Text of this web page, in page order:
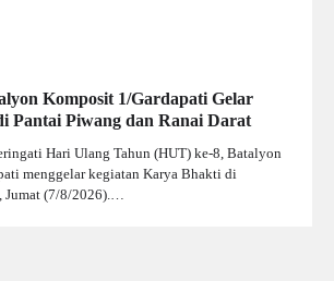
Komposit 1/Gardapati Gelar
Pantai Piwang dan Ranai Darat
Hari Ulang Tahun (HUT) ke-8, Batalyon
menggelar kegiatan Karya Bhakti di
Jumat (7/8/2026).…